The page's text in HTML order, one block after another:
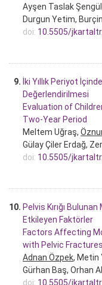
Ayşen Taslak
Durgun Yetim,
doi: 10.5505/
9. İki Yıllık Periyot
Değerlendirilmesi
Evaluation of
Two-Year Period
Meltem Uğraş,
Gülay Çiler Erdağ,
doi: 10.5505/
10. Pelvis Kırığı
Etkileyen Faktörler
Factors Affecting
with Pelvic Fractures
Adnan Özpek, Metin
Gürhan Baş, Orhan
doi: 10.5505/